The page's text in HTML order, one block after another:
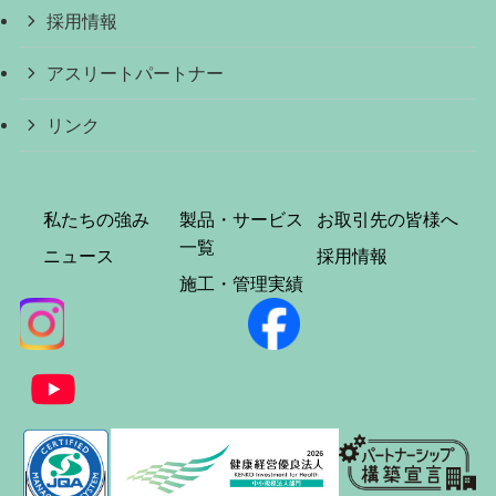
採用情報
アスリートパートナー
リンク
私たちの強み
ニュース
製品・サービス
一覧
施工・管理実績
お取引先の皆様へ
採用情報